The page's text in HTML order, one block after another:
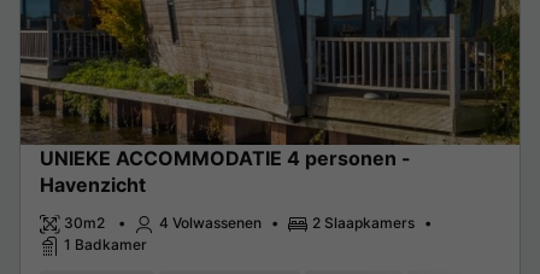
UNIEKE ACCOMMODATIE 4 personen -
Havenzicht
30m2 4 Volwassenen
2 Slaapkamers
1 Badkamer